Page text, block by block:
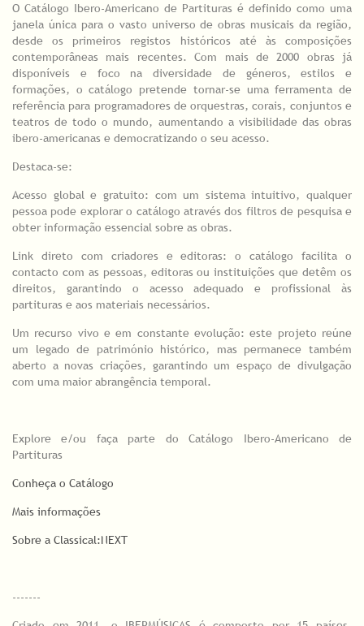
O Catálogo Ibero-Americano de Partituras é definido como uma
janela única para o vasto universo de obras musicais da região,
desde os primeiros registos históricos até às composições
contemporâneas mais recentes. Com mais de 2000 obras já
disponíveis e foco na diversidade de géneros, estilos e
formações, o catálogo pretende tornar-se uma ferramenta de
referência para programadores de orquestras, corais, conjuntos e
teatros de todo o mundo, aumentando a visibilidade das obras
ibero-americanas e democratizando o seu acesso.
Destaca-se:
Acesso global e gratuito: com um sistema intuitivo, qualquer
pessoa pode explorar o catálogo através dos filtros de pesquisa e
obter informação essencial sobre as obras.
Link direto com criadores e editoras: o catálogo facilita o
contacto com as pessoas, editoras ou instituições que detêm os
direitos, garantindo o acesso adequado e profissional às
partituras e aos materiais necessários.
Um recurso vivo e em constante evolução: este projeto reúne
um legado de património histórico, mas permanece também
aberto a novas criações, garantindo um espaço de divulgação
com uma maior abrangência temporal.
Explore e/ou faça parte do Catálogo Ibero-Americano de
Partituras
Conheça o Catálogo
Mais informações
Sobre a Classical:NEXT
-------